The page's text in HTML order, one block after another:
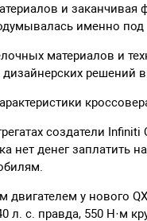
и заканчивая
именно под
материалов и
решений
создатели
нет денег заплатить
у нового
л. с. правда, 550 Н·м